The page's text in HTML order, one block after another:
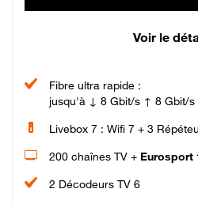
Voir le
Fibre ultra rapide :
jusqu'à ↓ 8 Gbit/s ↑ 8 Gbit/s
Livebox 7 : Wifi 7 + 3
200 chaînes TV + Eurosport
2 Décodeurs TV 6